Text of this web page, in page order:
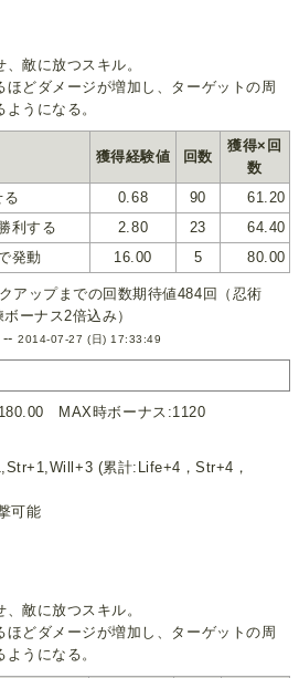
敵に放つスキル。
どダメージが増加し、ターゲットの周
うになる。
獲得経験値 回数
獲得×回
数
る
0.68 90
61.20
利する
2.80 23
64.40
発動
16.00 5 80.00
アップまでの回数期待値484回（忍術
ーナス2倍込み）
--2014-07-27 (日) 17:33:49
MAX時ボーナス:1120
(累計:Life+4，Str+4，
可能
敵に放つスキル。
どダメージが増加し、ターゲットの周
うになる。